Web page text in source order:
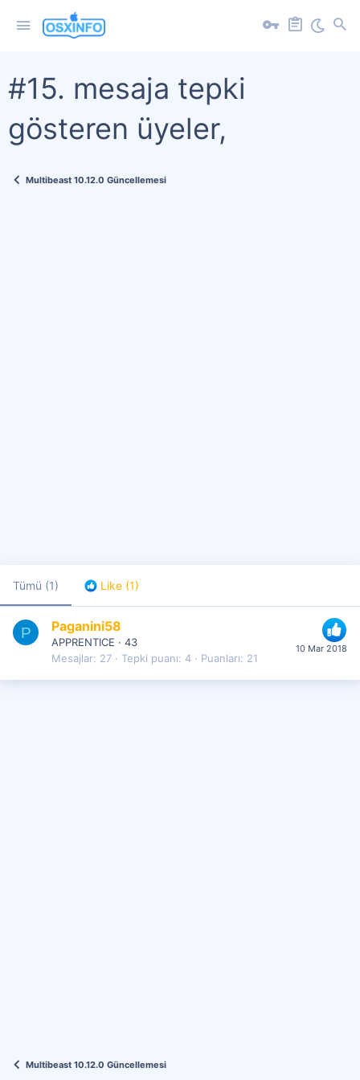
#15. mesaja tepki
gösteren üyeler,
Multibeast 10.12.0 Güncellemesi
Tümü (1) Like (1)
P
10 Mar 2018
Paganini58
APPRENTICE · 43
Mesajlar 27 Tepki puanı 4 Puanları 21
Multibeast 10.12.0 Güncellemesi